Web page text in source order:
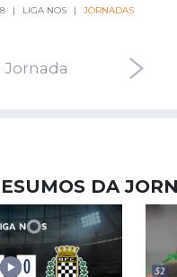
LIGA NOS JORNADAS
Jornada 30ª
DA